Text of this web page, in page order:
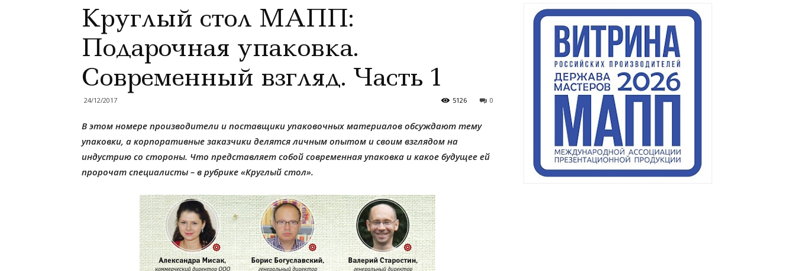
Круглый стол МАПП:
Подарочная упаковка.
Современный взгляд. Часть 1
24/12/2017 0
5126
В этом номере производители и поставщики упаковочных материалов обсуждают тему
упаковки, а корпоративные заказчики делятся личным опытом и своим взглядом на
индустрию со стороны. Что представляет собой современная упаковка и какое будущее ей
пророчат специалисты – в рубрике «Круглый стол».